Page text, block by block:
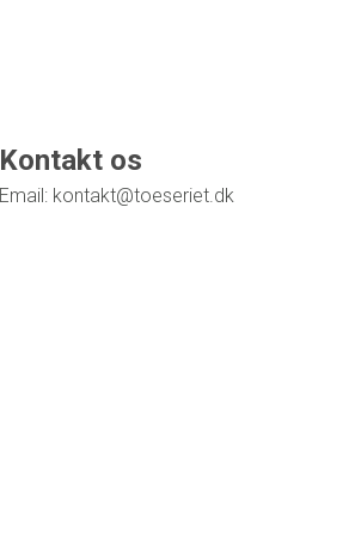
Kontakt os
Email: kontakt@toeseriet.dk